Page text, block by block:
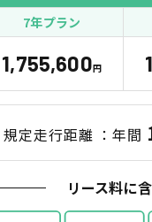
7年プラン
1,755,600円
規定走行距離 ：年間
リース料に